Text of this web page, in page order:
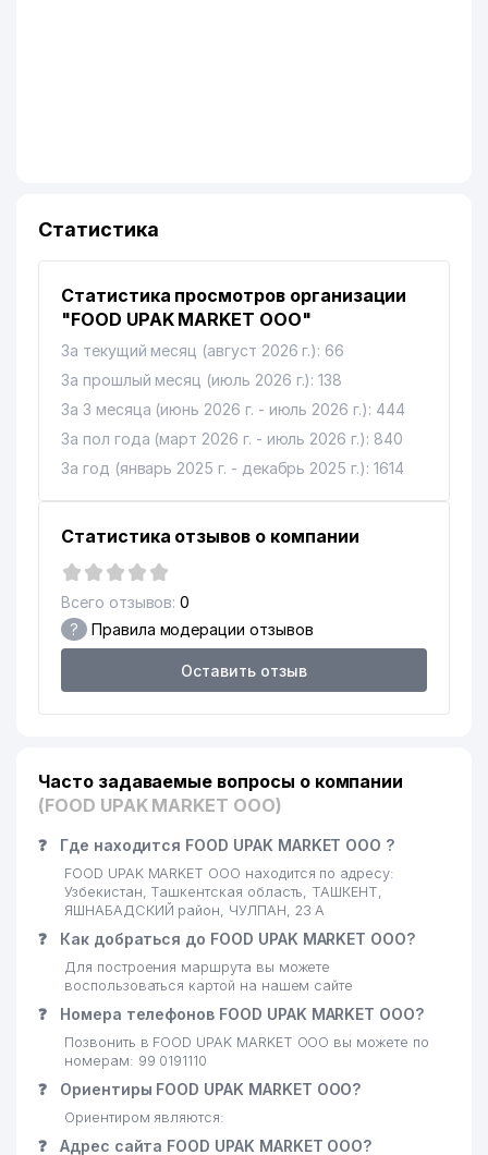
Статистика
Статистика просмотров организации
"FOOD UPAK MARKET ООО"
За текущий месяц (август 2026 г.): 66
За прошлый месяц (июль 2026 г.): 138
За 3 месяца (июнь 2026 г. - июль 2026 г.): 444
За пол года (март 2026 г. - июль 2026 г.): 840
За год (январь 2025 г. - декабрь 2025 г.): 1614
Статистика отзывов о компании
Всего отзывов: 0
? Правила модерации отзывов
Оставить отзыв
Часто задаваемые вопросы о компании
(FOOD UPAK MARKET ООО)
❓ Где находится FOOD UPAK MARKET ООО ?
FOOD UPAK MARKET ООО находится по адресу:
Узбекистан, Ташкентская область, ТАШКЕНТ,
ЯШНАБАДСКИЙ район, ЧУЛПАН, 23 А
❓ Как добраться до FOOD UPAK MARKET ООО?
Для построения маршрута вы можете
воспользоваться картой на нашем сайте
❓ Номера телефонов FOOD UPAK MARKET ООО?
Позвонить в FOOD UPAK MARKET ООО вы можете по
номерам: 99 0191110
❓ Ориентиры FOOD UPAK MARKET ООО?
Ориентиром являются:
❓ Адрес сайта FOOD UPAK MARKET ООО?